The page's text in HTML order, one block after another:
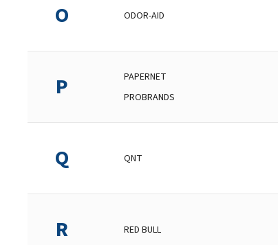
O ODOR-AID
P PAPERNET
PROBRANDS
Q QNT
R RED BULL